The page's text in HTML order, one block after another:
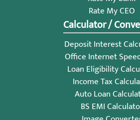
Rate My CEO
Calculator /
Deposit Interest
Office Internet
Loan Eligibility
Income Tax
Auto Loan
BS EMI